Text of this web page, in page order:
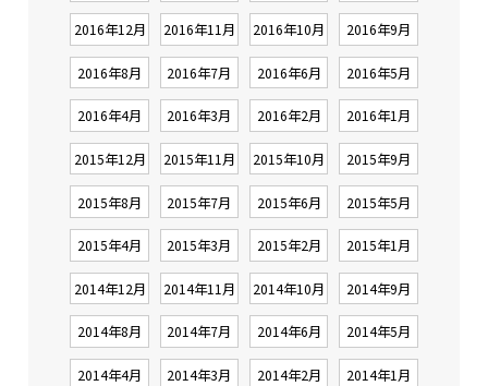
2016年12月 2016年11月 2016年10月 2016年9月
2016年8月 2016年7月 2016年6月 2016年5月
2016年4月 2016年3月 2016年2月 2016年1月
2015年12月 2015年11月 2015年10月 2015年9月
2015年8月 2015年7月 2015年6月 2015年5月
2015年4月 2015年3月 2015年2月 2015年1月
2014年12月 2014年11月 2014年10月 2014年9月
2014年8月 2014年7月 2014年6月 2014年5月
2014年4月 2014年3月 2014年2月 2014年1月